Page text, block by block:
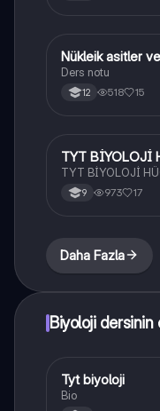
Biyoloji
Nükleik asitler
Ders notu
12 518 15
Biyoloji
TYT BİYOLOJİ
TYT BİYOLOJİ
9 973 17
Daha Fazla
Biyoloji
Biyoloji
Tyt biyoloji
Bio